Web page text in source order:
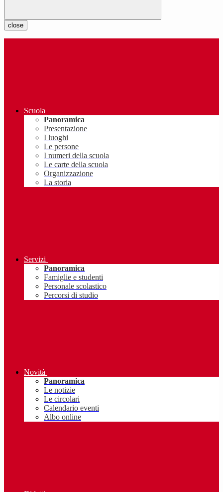
close
Scuola
Panoramica
Presentazione
I luoghi
Le persone
I numeri della scuola
Le carte della scuola
Organizzazione
La storia
Servizi
Panoramica
Famiglie e studenti
Personale scolastico
Percorsi di studio
Novità
Panoramica
Le notizie
Le circolari
Calendario eventi
Albo online